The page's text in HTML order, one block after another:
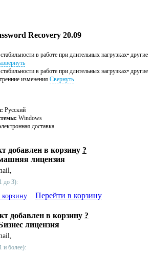
Recovery 20.09
в работе при длительных нагрузках• другие
в работе при длительных нагрузках• другие
изменения Свернуть
Русский
Windows
доставка
добавлен в корзину ?
лицензия
до 3):
Перейти в корзину
добавлен в корзину ?
лицензия
и более):